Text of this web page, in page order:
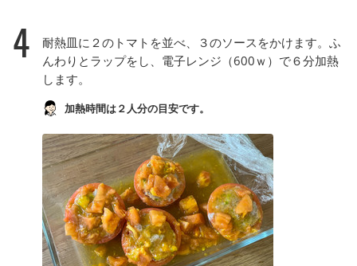
4
耐熱皿に２のトマトを並べ、３のソースをかけます。ふ
んわりとラップをし、電子レンジ（600ｗ）で６分加熱
します。
加熱時間は２人分の目安です。